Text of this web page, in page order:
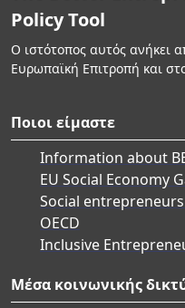
Policy Tool
Ο ιστότοπος αυτός ανήκει
Ευρωπαϊκή Επιτροπή και
Ποιοι είμαστε
Information about
EU Social Economy
Social
OECD
Inclusive
Μέσα κοινωνικής